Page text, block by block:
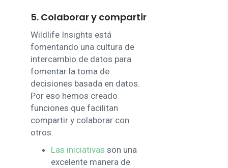
5. Colaborar y compartir
Wildlife Insights está
fomentando una cultura de
intercambio de datos para
fomentar la toma de
decisiones basada en datos.
Por eso hemos creado
funciones que facilitan
compartir y colaborar con
otros.
Las iniciativas son una
excelente manera de